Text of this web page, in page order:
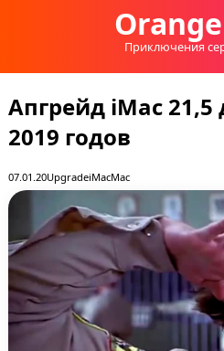
Приключения
Апгрейд iMac
2019 годов
07.01.20UpgradeiMacMac